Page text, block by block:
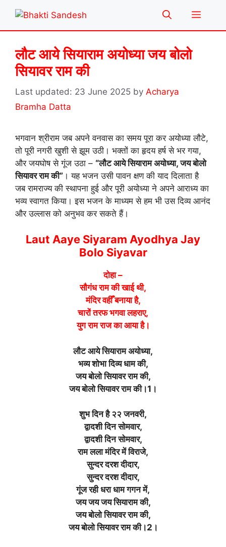
content
Menu
लौट आये सियाराम अयोध्या जय बोलो
सियावर राम की
23 June 2025 by Acharya
Bramha Datta
भगवान श्रीराम जब अपने वनवास का समय पूरा कर अयोध्या लौटे,
तो पूरी नगरी खुशी से झूम उठी। भक्तों का हृदय हर्ष से भर गया,
और जयघोष से गूंज उठा – “लौट आये सियाराम अयोध्या, जय बोलो
सियावर राम की” । यह भजन उसी पावन क्षण की याद दिलाता है
जब रामराज्य की स्थापना हुई और पूरी अयोध्या ने अपने आराध्य का
भव्य स्वागत किया। इस भजन के माध्यम से हम भी उस दिव्य आनंद
और उल्लास को अनुभव कर सकते हैं।
Laut Aaye Siyaram Ayodhya Jay
Bolo Siyavar
दोहा –
सौगंध राम की खाई थी,
मंदिर वहीँ बनाया है,
चारों तरफ भगवा लहराए,
युग राम राज का आया है।
लौट आये सियाराम अयोध्या,
भव्य शोभा दिव्य धाम की,
जय बोलो सियावर राम की,
जय बोलो सियावर राम की।1।
शुभ दिन है २२ जनवरी,
द्वादशी दिन सोमवार,
द्वादशी दिन सोमवार,
राम लला मंदिर में विराजे,
सुन्दर दरश दीदार,
सुन्दर दरश दीदार,
गूंज रही धरा धाम गगन में,
जय जय जय सियाराम की,
जय बोलो सियावर राम की,
जय बोलो सियावर राम की।2।